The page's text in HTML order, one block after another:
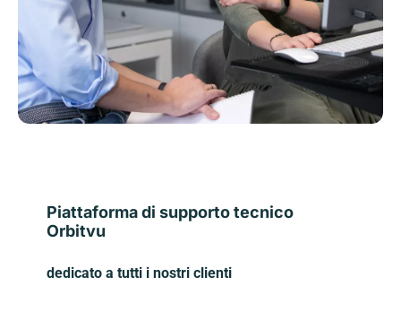
Piattaforma di supporto tecnico
Orbitvu
dedicato a tutti i nostri clienti